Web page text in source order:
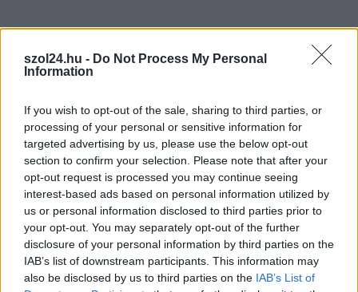
szol24.hu - Do Not Process My Personal
Information
If you wish to opt-out of the sale, sharing to third parties, or
processing of your personal or sensitive information for
targeted advertising by us, please use the below opt-out
section to confirm your selection. Please note that after your
opt-out request is processed you may continue seeing
interest-based ads based on personal information utilized by
us or personal information disclosed to third parties prior to
your opt-out. You may separately opt-out of the further
disclosure of your personal information by third parties on the
IAB’s list of downstream participants. This information may
also be disclosed by us to third parties on the IAB’s List of
Baka András egy hónapja még a Tiszától független államfőről
beszélt – most elfogadta Magyar Péterék felkérését
Drágább lett Magyarország, de vajon jobb is? – kemény kritika
a hazai turizmusról
A Tisza Párt Dr. Baka Andrást jelöli köztársasági elnöknek
Óriási, több mint két méteres harcsát fogott a Tiszán a 13 éves
fiú (VIDEÓVAL)